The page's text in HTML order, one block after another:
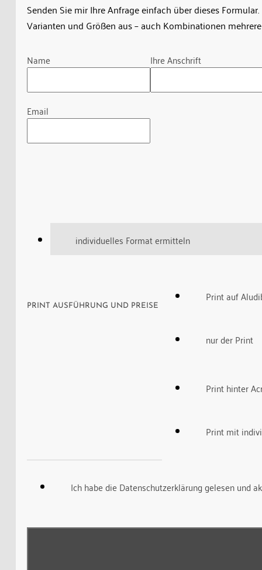
Senden Sie mir Ihre Anfrage einfach über dieses
Varianten und Größen aus – auch Kombinationen
Name
Email
Ihre Anschrift
Guardian
individuelles Format ermitteln
PRINT AUSFÜHRUNG UND PREISE
Print auf
nur der Print
Print hinter
Print mit
Ich habe die Datenschutzerklärung gelesen und